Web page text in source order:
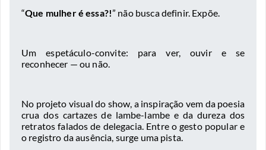
“Que mulher é essa?!” não busca definir. Expõe.
Um espetáculo-convite: para ver, ouvir e se
reconhecer — ou não.
No projeto visual do show, a inspiração vem da poesia
crua dos cartazes de lambe-lambe e da dureza dos
retratos falados de delegacia. Entre o gesto popular e
o registro da ausência, surge uma pista.